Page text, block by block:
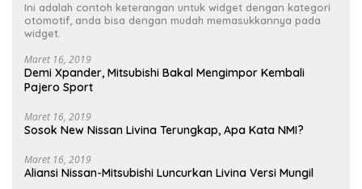
Ini adalah contoh keterangan untuk widget dengan kategori
otomotif, anda bisa dengan mudah memasukkannya pada
widget.
Maret 16, 2019
Demi Xpander, Mitsubishi Bakal Mengimpor Kembali
Pajero Sport
Maret 16, 2019
Sosok New Nissan Livina Terungkap, Apa Kata NMI?
Maret 16, 2019
Aliansi Nissan-Mitsubishi Luncurkan Livina Versi Mungil